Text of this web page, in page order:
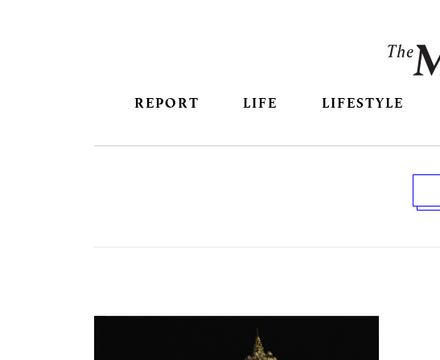
REPORT LIFE LIFESTYLE